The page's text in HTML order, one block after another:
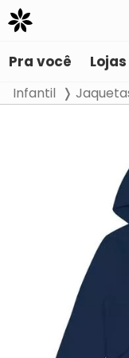
Pra você Lojas
Infantil